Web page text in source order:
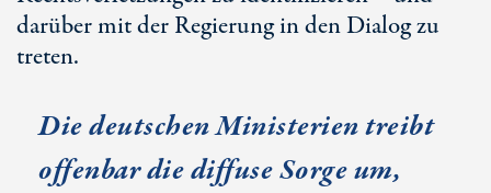
darüber mit der Regierung in den Dialog zu
treten.
Die deutschen Ministerien treibt
offenbar die diffuse Sorge um,